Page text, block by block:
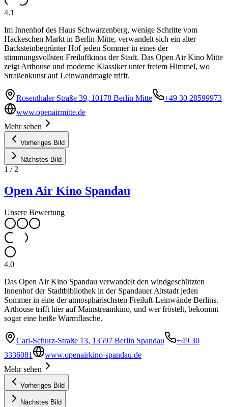
4.1
Im Innenhof des Haus Schwarzenberg, wenige Schritte vom
Hackeschen Markt in Berlin-Mitte, verwandelt sich ein alter
Backsteinbegrünter Hof jeden Sommer in eines der
stimmungsvollsten Freiluftkinos der Stadt. Das Open Air Kino Mitte
zeigt Arthouse und moderne Klassiker unter freiem Himmel, wo
Straßenkunst auf Leinwandmagie trifft.
Rosenthaler Straße 39, 10178 Berlin Mitte
+49 30 28599973
www.openairmitte.de
Mehr sehen
Vorheriges Bild
Nächstes Bild
1 / 2
Open Air Kino Spandau
Unsere Bewertung
4.0
Das Open Air Kino Spandau verwandelt den windgeschützten
Innenhof der Stadtbibliothek in der Spandauer Altstadt jeden
Sommer in eine der atmosphärischsten Freiluft-Leinwände Berlins.
Arthouse trifft hier auf Mainstreamkino, und wer fröstelt, bekommt
sogar eine heiße Wärmflasche.
Carl-Schurz-Straße 13, 13597 Berlin Spandau
+49 30
3336081
www.openairkino-spandau.de
Mehr sehen
Vorheriges Bild
Nächstes Bild